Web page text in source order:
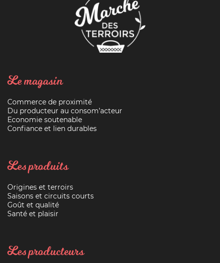
Le magasin
Commerce de proximité
Du producteur au consom’acteur
Economie soutenable
Confiance et lien durables
Les produits
Origines et terroirs
Saisons et circuits courts
Goût et qualité
Santé et plaisir
Les producteurs